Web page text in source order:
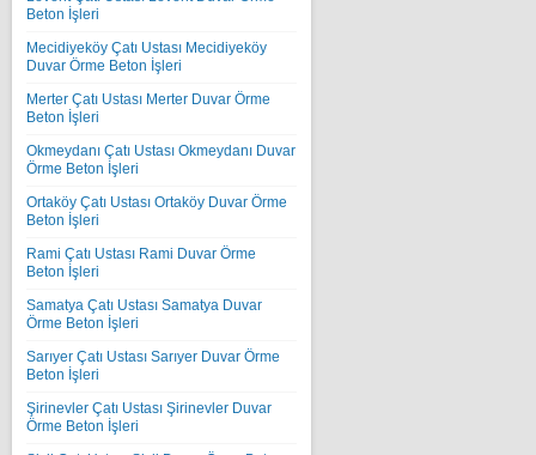
Beton İşleri
Mecidiyeköy Çatı Ustası Mecidiyeköy
Duvar Örme Beton İşleri
Merter Çatı Ustası Merter Duvar Örme
Beton İşleri
Okmeydanı Çatı Ustası Okmeydanı Duvar
Örme Beton İşleri
Ortaköy Çatı Ustası Ortaköy Duvar Örme
Beton İşleri
Rami Çatı Ustası Rami Duvar Örme
Beton İşleri
Samatya Çatı Ustası Samatya Duvar
Örme Beton İşleri
Sarıyer Çatı Ustası Sarıyer Duvar Örme
Beton İşleri
Şirinevler Çatı Ustası Şirinevler Duvar
Örme Beton İşleri